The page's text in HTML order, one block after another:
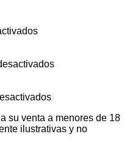
en
en
en
su venta a menores de 18
ilustrativas y no